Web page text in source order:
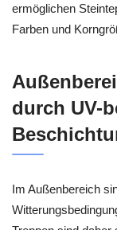
ermöglichen
Farben und
durch UV-
Im Außenbereich